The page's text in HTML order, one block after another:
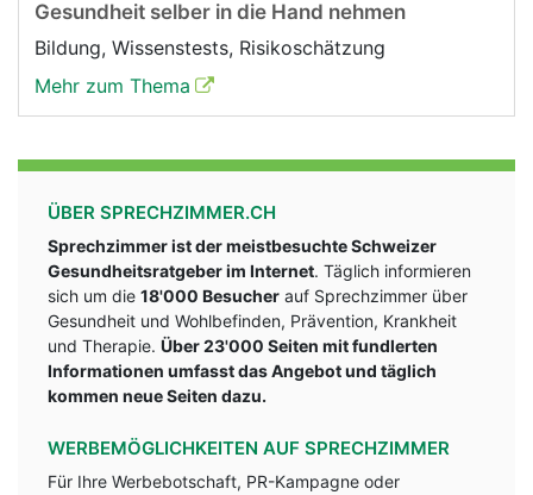
Gesundheit selber in die Hand nehmen
Bildung, Wissenstests, Risikoschätzung
Mehr zum Thema
ÜBER SPRECHZIMMER.CH
Sprechzimmer ist der meistbesuchte Schweizer
Gesundheitsratgeber im Internet. Täglich informieren
sich um die 18'000 Besucher auf Sprechzimmer über
Gesundheit und Wohlbefinden, Prävention, Krankheit
und Therapie. Über 23'000 Seiten mit fundlerten
Informationen umfasst das Angebot und täglich
kommen neue Seiten dazu.
WERBEMÖGLICHKEITEN AUF SPRECHZIMMER
Für Ihre Werbebotschaft, PR-Kampagne oder